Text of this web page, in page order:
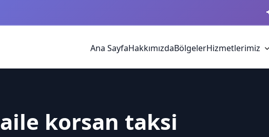
Ana SayfaHakkımızdaBölgelerHizmetlerimiz
aile korsan taksi